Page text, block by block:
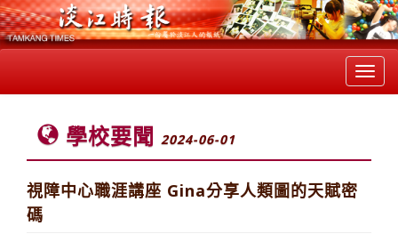
學校要聞 2024-06-01
視障中心職涯講座 Gina分享人類圖的天賦密
碼